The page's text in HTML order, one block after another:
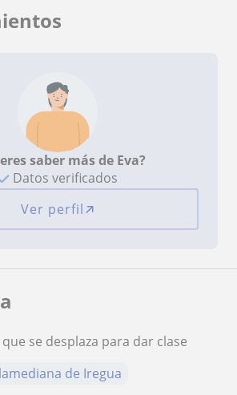
saber más de Eva?
Datos verificados
Ver perfil
se desplaza para dar clase
de Iregua